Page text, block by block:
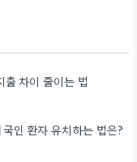
차이 줄이는 법
인 환자 유치하는 법은?